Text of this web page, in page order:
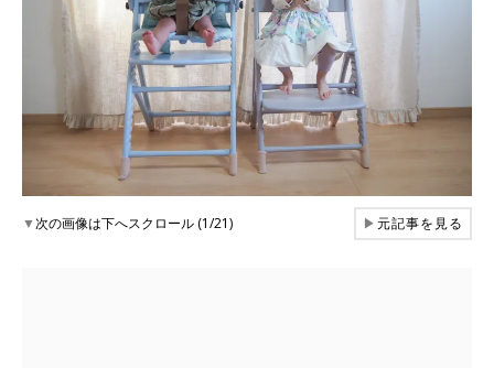
▼次の画像は下へスクロール (1/21) ▶元記事を見る